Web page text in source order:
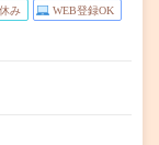
み WEB登録OK